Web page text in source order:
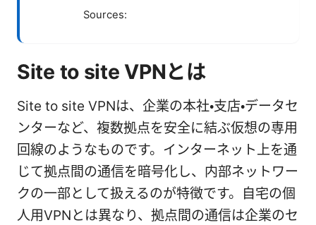
Sources:
Site to site VPNとは
Site to site VPNは、企業の本社・支店・データセ
ンターなど、複数拠点を安全に結ぶ仮想の専用
回線のようなものです。インターネット上を通
じて拠点間の通信を暗号化し、内部ネットワー
クの一部として扱えるのが特徴です。自宅の個
人用VPNとは異なり、拠点間の通信は企業のセ